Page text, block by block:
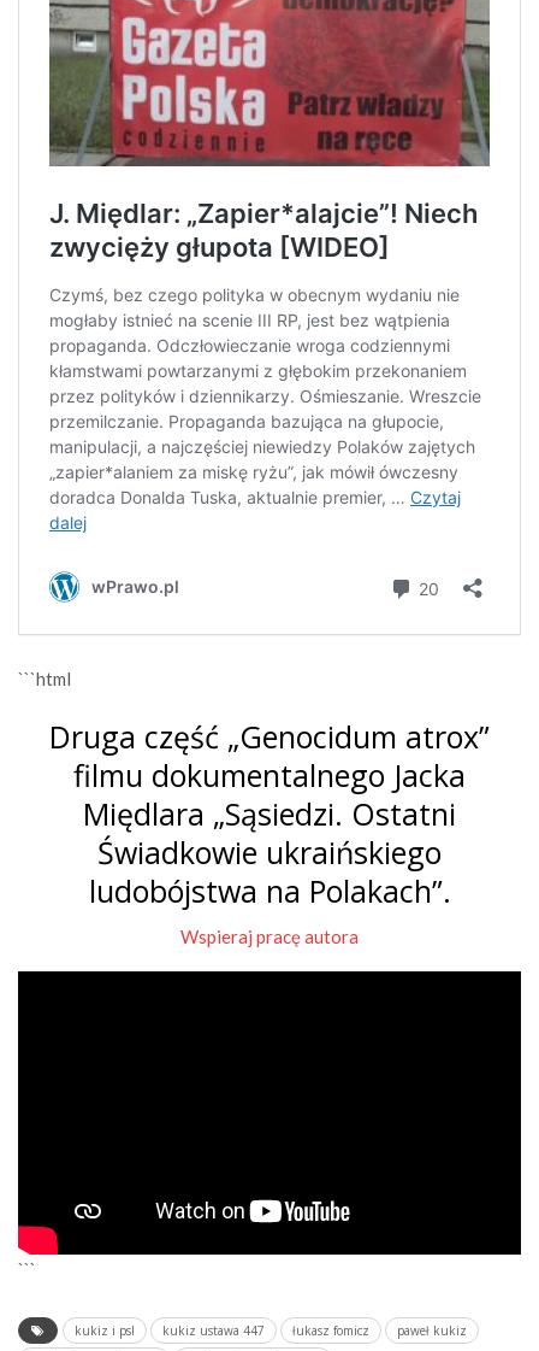
```html
Druga część „Genocidum atrox”
filmu dokumentalnego Jacka
Międlara „Sąsiedzi. Ostatni
Świadkowie ukraińskiego
ludobójstwa na Polakach”.
Wspieraj pracę autora
```
kukiz i psl kukiz ustawa 447 łukasz fomicz
paweł kukiz